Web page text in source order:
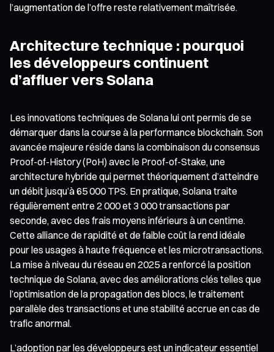
l’augmentation de l’offre reste relativement maîtrisée.
Architecture technique : pourquoi
les développeurs continuent
d’affluer vers Solana
Les innovations techniques de Solana lui ont permis de se
démarquer dans la course à la performance blockchain. Son
avancée majeure réside dans la combinaison du consensus
Proof-of-History (PoH) avec le Proof-of-Stake, une
architecture hybride qui permet théoriquement d’atteindre
un débit jusqu’à 65 000 TPS. En pratique, Solana traite
régulièrement entre 2 000 et 3 000 transactions par
seconde, avec des frais moyens inférieurs à un centime.
Cette alliance de rapidité et de faible coût la rend idéale
pour les usages à haute fréquence et les microtransactions.
La mise à niveau du réseau en 2025 a renforcé la position
technique de Solana, avec des améliorations clés telles que
l’optimisation de la propagation des blocs, le traitement
parallèle des transactions et une stabilité accrue en cas de
trafic anormal.
L’adoption par les développeurs est un indicateur essentiel